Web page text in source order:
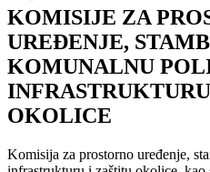
KOMISIJE ZA
UREĐENJE,
KOMUNALNU
OKOLICE
Komisija za prostorno uređenje,